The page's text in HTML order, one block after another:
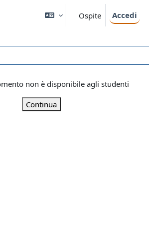
Ospite Accedi
non è disponibile agli studenti
Continua